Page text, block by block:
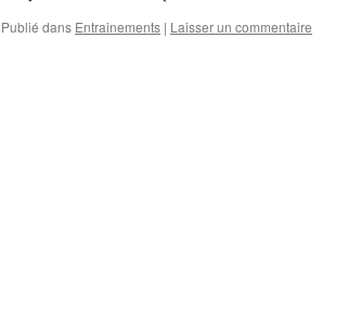
Publié dans Entrainements | Laisser un commentaire